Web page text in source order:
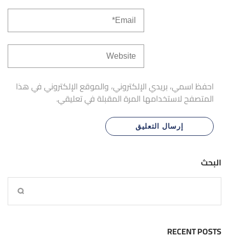
احفظ اسمي، بريدي الإلكتروني، والموقع الإلكتروني في هذا
المتصفح لاستخدامها المرة المقبلة في تعليقي.
البحث
RECENT POSTS